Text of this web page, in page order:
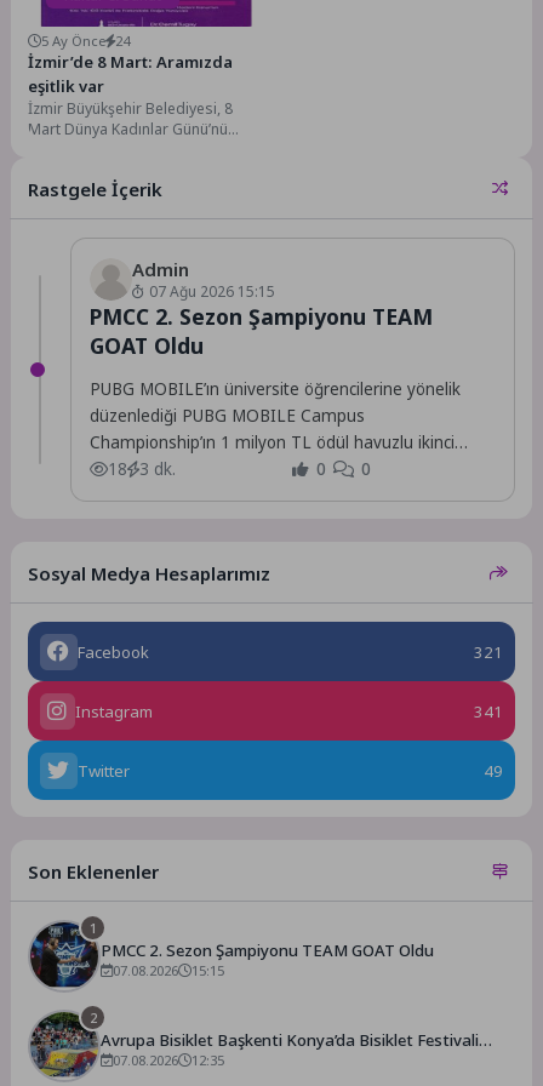
5 Ay Önce 24
İzmir’de 8 Mart: Aramızda
eşitlik var
İzmir Büyükşehir Belediyesi, 8
Mart Dünya Kadınlar Günü’nü
Rastgele İçerik
Admin
07 Ağu 2026 15:15
PMCC 2. Sezon Şampiyonu TEAM
GOAT Oldu
PUBG MOBILE’ın üniversite öğrencilerine yönelik
düzenlediği PUBG MOBILE Campus
Championship’ın 1 milyon TL ödül havuzlu ikinci
sezonu tamamlandı.
18 3 dk. 0 0
Sosyal Medya Hesaplarımız
Facebook 321
Instagram 341
Twitter 49
Son Eklenenler
1
PMCC 2. Sezon Şampiyonu TEAM GOAT Oldu
07.08.2026 15:15
2
Avrupa Bisiklet Başkenti Konya’da Bisiklet Festivali
Heyecanı Başladı
07.08.2026 12:35